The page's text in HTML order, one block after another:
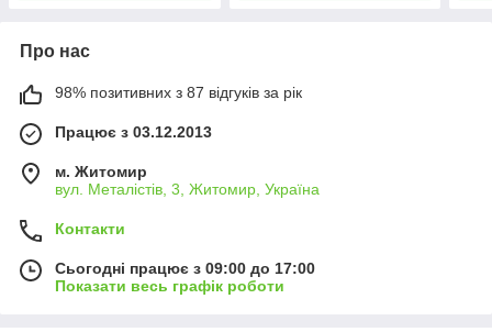
Про нас
98% позитивних з 87 відгуків за рік
Працює з 03.12.2013
м. Житомир
вул. Металістів, 3, Житомир, Україна
Контакти
Сьогодні працює з 09:00 до 17:00
Показати весь графік роботи